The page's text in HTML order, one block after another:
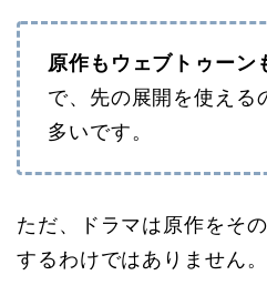
原作もウェブトゥーン
で、先の展開を使える
多いです。
ただ、ドラマは原作をそ
するわけではありません。